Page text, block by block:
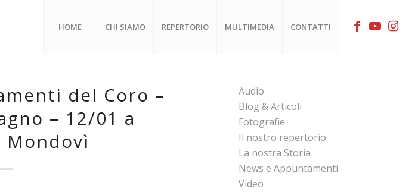
HOME CHI SIAMO REPERTORIO MULTIMEDIA CONTATTI
del Coro –
– 12/01 a
Audio
Blog & Articoli
Fotografie
Il nostro repertorio
La nostra Storia
News e Appuntamenti
Video